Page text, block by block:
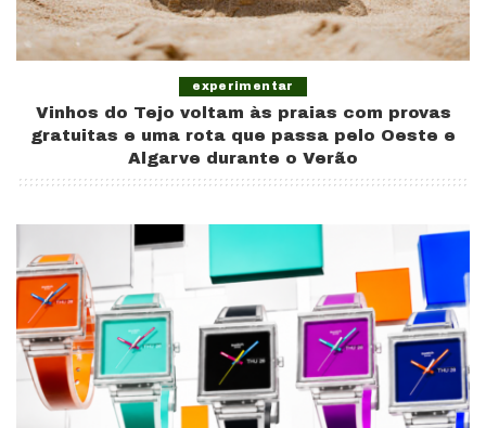
experimentar
Vinhos do Tejo voltam às praias com provas
gratuitas e uma rota que passa pelo Oeste e
Algarve durante o Verão